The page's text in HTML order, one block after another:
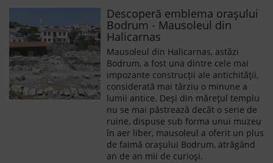
Descoperă emblema orașului
Bodrum - Mausoleul din
Halicarnas
Mausoleul din Halicarnas, astăzi
Bodrum, a fost una dintre cele mai
impozante construcții ale antichității,
considerată mai târziu o minune a
lumii antice. Deși din mărețul templu
nu se mai păstrează decât o serie de
ruine, dispuse sub forma unui muzeu
în aer liber, mausoleul a oferit un plus
de faimă orașului Bodrum, atrăgând
an de an mii de curioși.